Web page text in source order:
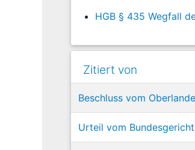
HGB § 435 Wegfall
Zitiert von
Beschluss vom
Urteil vom